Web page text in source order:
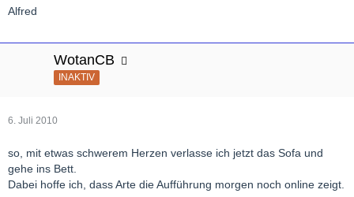
Alfred
WotanCB
INAKTIV
6. Juli 2010
so, mit etwas schwerem Herzen verlasse ich jetzt das Sofa und
gehe ins Bett.
Dabei hoffe ich, dass Arte die Aufführung morgen noch online zeigt.